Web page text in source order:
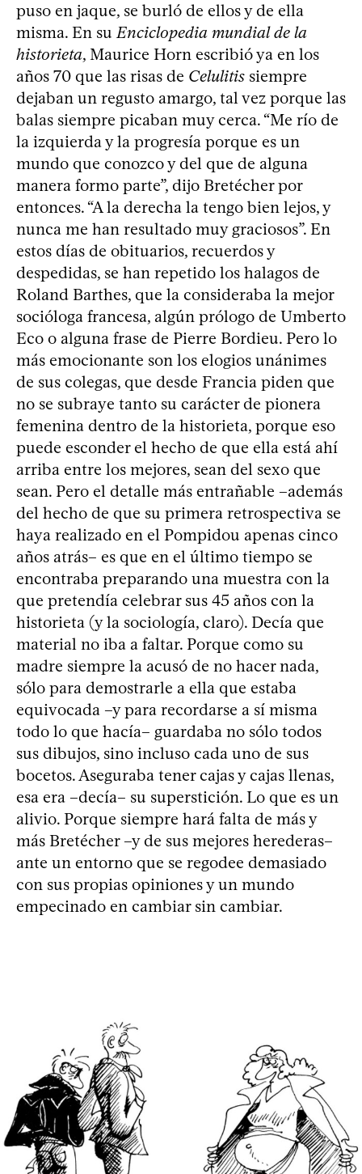
puso en jaque, se burló de ellos y de ella
misma. En suEnciclopedia mundial de la
historieta, Maurice Horn escribió ya en los
años 70 que las risas de Celulitis siempre
dejaban un regusto amargo, tal vez porque las
balas siempre picaban muy cerca. “Me río de
la izquierda y la progresía porque es un
mundo que conozco y del que de alguna
manera formo parte”, dijo Bretécher por
entonces. “A la derecha la tengo bien lejos, y
nunca me han resultado muy graciosos”. En
estos días de obituarios, recuerdos y
despedidas, se han repetido los halagos de
Roland Barthes, que la consideraba la mejor
socióloga francesa, algún prólogo de Umberto
Eco o alguna frase de Pierre Bordieu. Pero lo
más emocionante son los elogios unánimes
de sus colegas, que desde Francia piden que
no se subraye tanto su carácter de pionera
femenina dentro de la historieta, porque eso
puede esconder el hecho de que ella está ahí
arriba entre los mejores, sean del sexo que
sean. Pero el detalle más entrañable –además
del hecho de que su primera retrospectiva se
haya realizado en el Pompidou apenas cinco
años atrás– es que en el último tiempo se
encontraba preparando una muestra con la
que pretendía celebrar sus 45 años con la
historieta (y la sociología, claro). Decía que
material no iba a faltar. Porque como su
madre siempre la acusó de no hacer nada,
sólo para demostrarle a ella que estaba
equivocada –y para recordarse a sí misma
todo lo que hacía– guardaba no sólo todos
sus dibujos, sino incluso cada uno de sus
bocetos. Aseguraba tener cajas y cajas llenas,
esa era –decía– su superstición. Lo que es un
alivio. Porque siempre hará falta de más y
más Bretécher –y de sus mejores herederas–
ante un entorno que se regodee demasiado
con sus propias opiniones y un mundo
empecinado en cambiar sin cambiar.